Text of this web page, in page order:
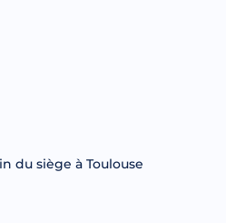
du siège à Toulouse